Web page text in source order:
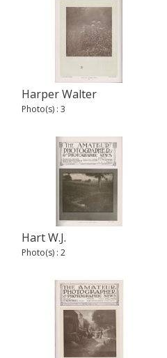
Harper Walter
Photo(s) : 3
Hart W.J.
Photo(s) : 2